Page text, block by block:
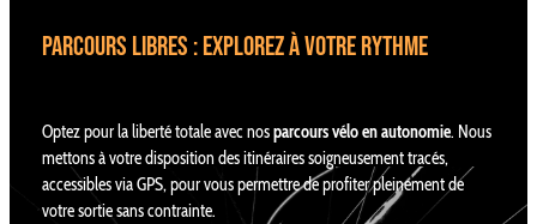
Parcours libres : explorez à votre rythme
Optez pour la liberté totale avec nosparcours vélo en autonomie. Nous
mettons à votre disposition des itinéraires soigneusement tracés,
accessibles via GPS, pour vous permettre de profiter pleinement de
votre sortie sans contrainte.